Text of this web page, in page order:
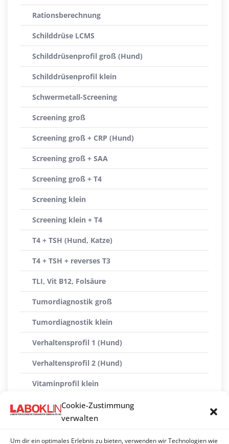
Cookie-Zustimmung
verwalten
Um dir ein optimales Erlebnis zu bieten, verwenden wir Technologien wie
Rationsberechnung
Schilddrüse LCMS
Schilddrüsenprofil groß (Hund)
Schilddrüsenprofil klein
Schwermetall-Screening
Screening groß
Screening groß + CRP (Hund)
Screening groß + SAA
Screening groß + T4
Screening klein
Screening klein + T4
T4 + TSH (Hund, Katze)
T4 + TSH + reverses T3
TLI, Vit B12, Folsäure
Tumordiagnostik groß
Tumordiagnostik klein
Verhaltensprofil 1 (Hund)
Verhaltensprofil 2 (Hund)
Vitaminprofil klein
Vitaminprofil groß
Vomitus-Profil